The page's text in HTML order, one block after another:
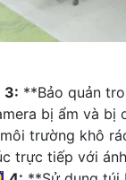
3: **Bảo quản
bị ẩm và bị
trường khô
trực tiếp với